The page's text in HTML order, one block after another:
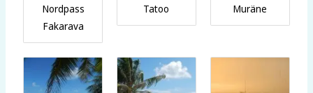
Nordpass
Fakarava
Tatoo Muräne